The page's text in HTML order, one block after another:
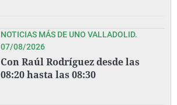
NOTICIAS MÁS DE UNO VALLADOLID.
07/08/2026
Con Raúl Rodríguez desde las
08:20 hasta las 08:30